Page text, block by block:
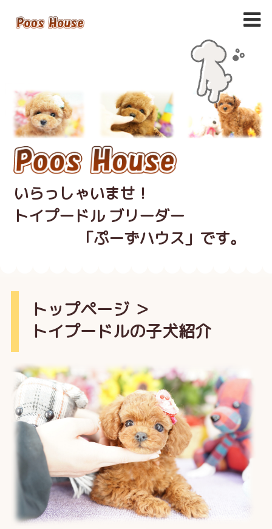
いらっしゃいませ！
トイプードル ブリーダー
「ぷーずハウス」です。
トップページ＞
トイプードルの子犬紹介